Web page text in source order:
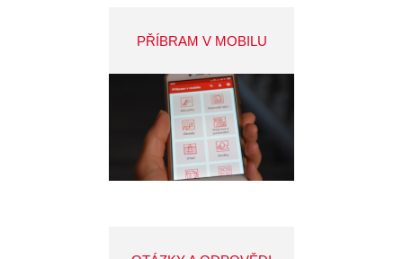
PŘÍBRAM V MOBILU